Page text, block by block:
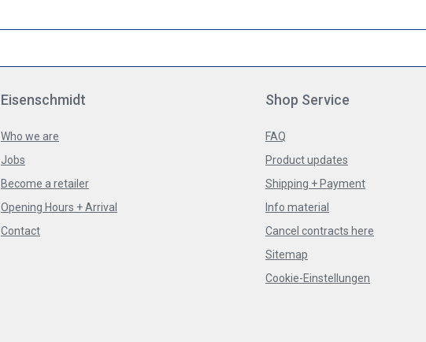
Eisenschmidt
Who we are
Jobs
Become a retailer
Opening Hours + Arrival
Contact
Shop Service
FAQ
Product updates
Shipping + Payment
Info material
Cancel contracts here
Sitemap
Cookie-Einstellungen